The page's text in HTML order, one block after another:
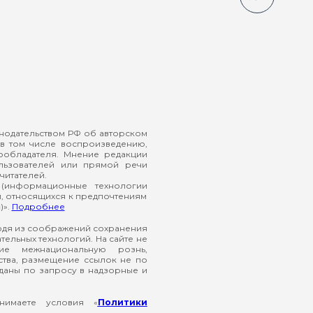
РФ об авторском
числе воспроизведению,
Мнение редакции
или прямой речи
технологии
относящихся к предпочтениям
Подробнее
из соображений сохранения
технологий. На сайте не
межнациональную рознь,
размещение ссылок не по
по запросу в надзорные и
условия «Политики